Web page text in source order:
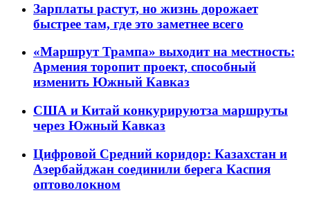
Зарплаты растут, но жизнь дорожает
быстрее там, где это заметнее всего
«Маршрут Трампа» выходит на местность:
Армения торопит проект, способный
изменить Южный Кавказ
США и Китай конкурируютза маршруты
через Южный Кавказ
Цифровой Средний коридор: Казахстан и
Азербайджан соединили берега Каспия
оптоволокном